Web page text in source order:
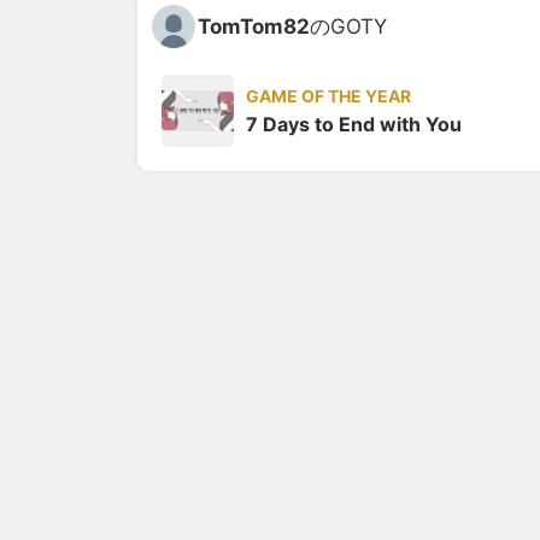
TomTom82のGOTY
GAME OF THE YEAR
7 Days to End with You